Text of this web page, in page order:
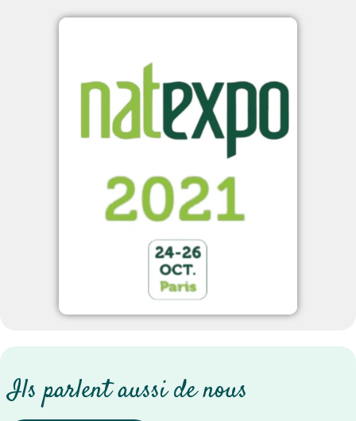
Ils parlent aussi de nous